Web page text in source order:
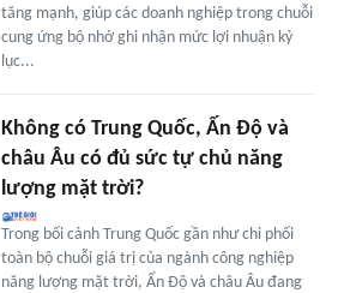
tăng mạnh, giúp các doanh nghiệp trong chuỗi
cung ứng bộ nhớ ghi nhận mức lợi nhuận kỷ
lục...
Không có Trung Quốc, Ấn Độ và
châu Âu có đủ sức tự chủ năng
lượng mặt trời?
Trong bối cảnh Trung Quốc gần như chi phối
toàn bộ chuỗi giá trị của ngành công nghiệp
năng lượng mặt trời, Ấn Độ và châu Âu đang